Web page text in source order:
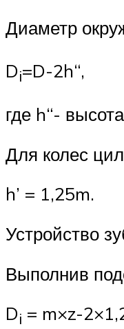
Диаметр
Di=D-2h“,
где h“-
Для колес
h’ = 1,25m.
Устройство
Выполнив
Di = m×z-